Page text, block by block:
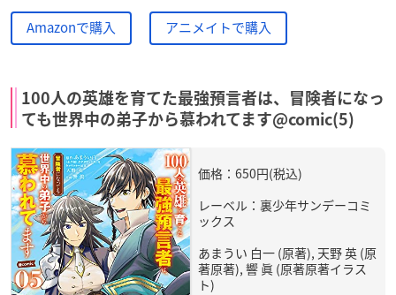
Amazonで購入 アニメイトで購入
100人の英雄を育てた最強預言者は、冒険者になっ
ても世界中の弟子から慕われてます@comic(5)
価格：650円(税込)
レーベル：裏少年サンデーコミ
ックス
あまうい 白一 (原著), 天野 英 (原
著原著), 響 眞 (原著原著イラス
ト)